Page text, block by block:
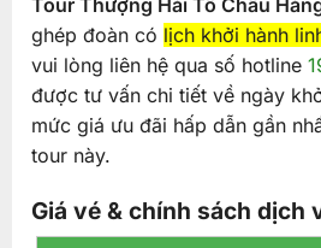
ghép đoàn có lịch khởi hành
vui lòng liên hệ qua số hotline
được tư vấn chi tiết về ngày
mức giá ưu đãi hấp dẫn gần
tour này.
Giá vé & chính sách dịch